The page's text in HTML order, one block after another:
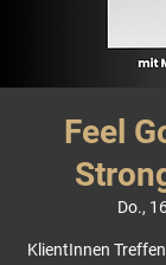
Feel
Do.,
KlientInnen